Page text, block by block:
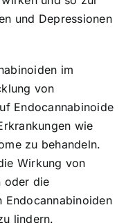
und Depressionen
im
von
Endocannabinoide
wie
zu behandeln.
Wirkung von
oder die
Endocannabinoiden
lindern.